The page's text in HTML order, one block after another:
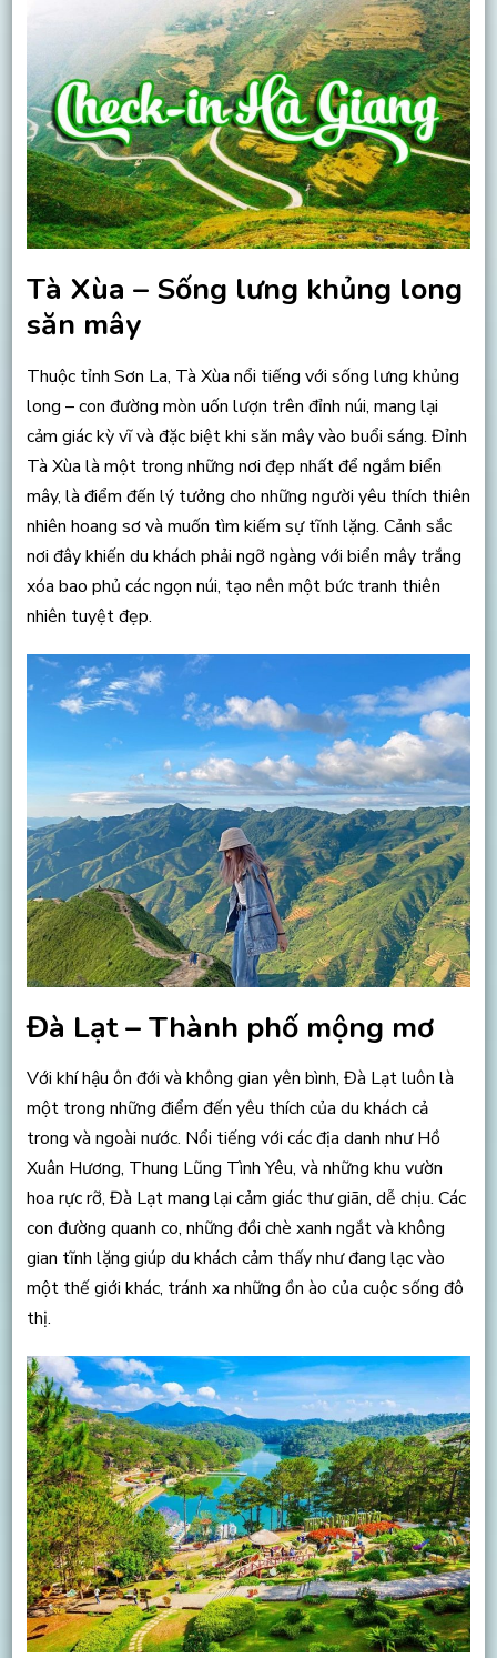
Tà Xùa – Sống lưng khủng long
săn mây
Thuộc tỉnh Sơn La, Tà Xùa nổi tiếng với sống lưng khủng
long – con đường mòn uốn lượn trên đỉnh núi, mang lại
cảm giác kỳ vĩ và đặc biệt khi săn mây vào buổi sáng. Đỉnh
Tà Xùa là một trong những nơi đẹp nhất để ngắm biển
mây, là điểm đến lý tưởng cho những người yêu thích thiên
nhiên hoang sơ và muốn tìm kiếm sự tĩnh lặng. Cảnh sắc
nơi đây khiến du khách phải ngỡ ngàng với biển mây trắng
xóa bao phủ các ngọn núi, tạo nên một bức tranh thiên
nhiên tuyệt đẹp.
Đà Lạt – Thành phố mộng mơ
Với khí hậu ôn đới và không gian yên bình, Đà Lạt luôn là
một trong những điểm đến yêu thích của du khách cả
trong và ngoài nước. Nổi tiếng với các địa danh như Hồ
Xuân Hương, Thung Lũng Tình Yêu, và những khu vườn
hoa rực rỡ, Đà Lạt mang lại cảm giác thư giãn, dễ chịu. Các
con đường quanh co, những đồi chè xanh ngắt và không
gian tĩnh lặng giúp du khách cảm thấy như đang lạc vào
một thế giới khác, tránh xa những ồn ào của cuộc sống đô
thị.